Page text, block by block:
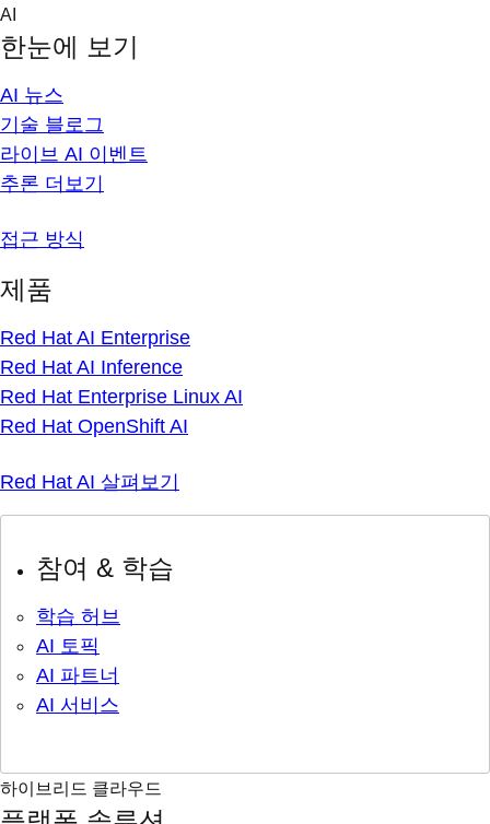
Skip
content
AI
한눈에 보기
AI 뉴스
기술 블로그
라이브 AI 이벤트
추론 더보기
접근 방식
제품
Red Hat AI Enterprise
Red Hat AI Inference
Red Hat Enterprise Linux AI
Red Hat OpenShift AI
Red Hat AI 살펴보기
참여 & 학습
학습 허브
AI 토픽
AI 파트너
AI 서비스
하이브리드 클라우드